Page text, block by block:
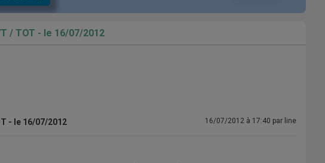
/ TOT - le 16/07/2012
- le 16/07/2012 16/07/2012 à 17:40 par line